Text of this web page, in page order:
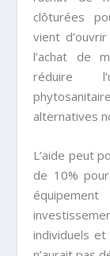
clôturées
vient
l’achat de
réduire
alternatives
L’aide peut
de 10%
individuels